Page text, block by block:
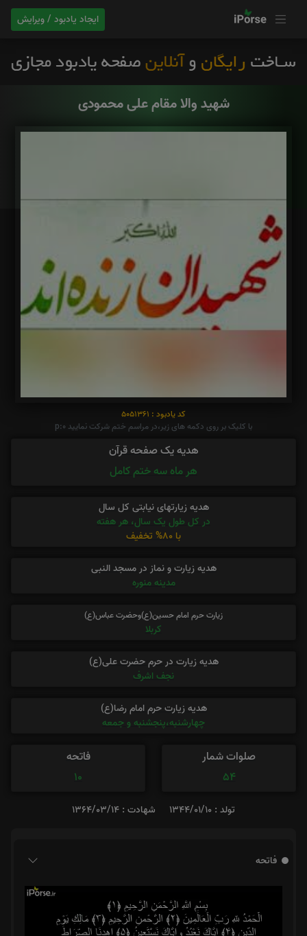
ایجاد یادبود / ویرایش
شهید والا مقام علی محمودی
کد یادبود : 5051361
با کلیک بر روی دکمه های زیر،در مراسم ختم شرکت نمایید p:0
هدیه یک صفحه قرآن
هر ماه سه ختم کامل
هدیه زیارتهای نیابتی کل سال
در کل طول یک سال، هر هفته
با 80% تخفیف
هدیه زیارت و نماز در مسجد النبی
مدینه منوره
زیارت حرم امام حسین(ع)وحضرت عباس(ع)
کربلا
هدیه زیارت در حرم حضرت علی(ع)
نجف اشرف
هدیه زیارت حرم امام رضا(ع)
چهارشنبه،پنجشنبه و جمعه
صلوات شمار
54
فاتحه
10
تولد : 1344/01/10 شهادت : 1364/03/14
فاتحه